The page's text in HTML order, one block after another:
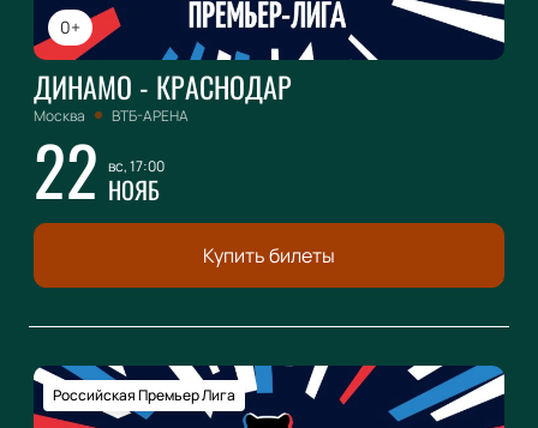
0+
ДИНАМО - КРАСНОДАР
Москва ВТБ-АРЕНА
22 вс, 17:00
НОЯБ
Купить билеты
Российская Премьер Лига